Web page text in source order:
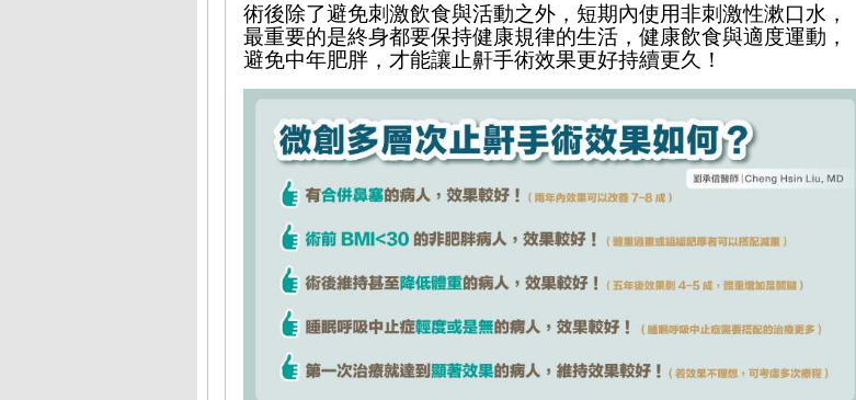
術後除了避免刺激飲食與活動之外，短期內使用非刺激性漱口水，
最重要的是終身都要保持健康規律的生活，健康飲食與適度運動，
避免中年肥胖，才能讓止鼾手術效果更好持續更久！